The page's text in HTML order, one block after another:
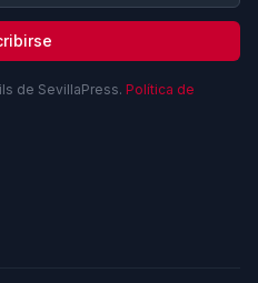
de SevillaPress. Política de